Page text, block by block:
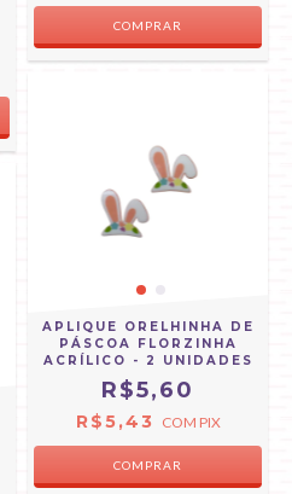
APLIQUE ORELHINHA DE
PÁSCOA FLORZINHA
ACRÍLICO - 2 UNIDADES
R$5,60
R$5,43 COM PIX